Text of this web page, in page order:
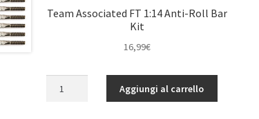
Team Associated FT 1:14 Anti-Roll Bar
Kit
16,99€
Aggiungi al carrello